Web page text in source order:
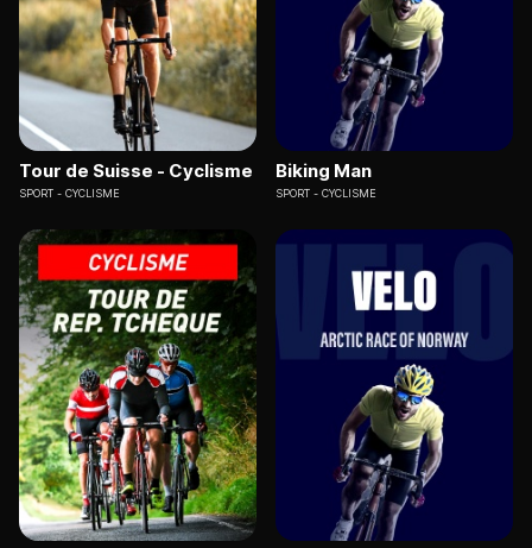
Tour de Suisse - Cyclisme
SPORT CYCLISME
Biking Man
SPORT CYCLISME